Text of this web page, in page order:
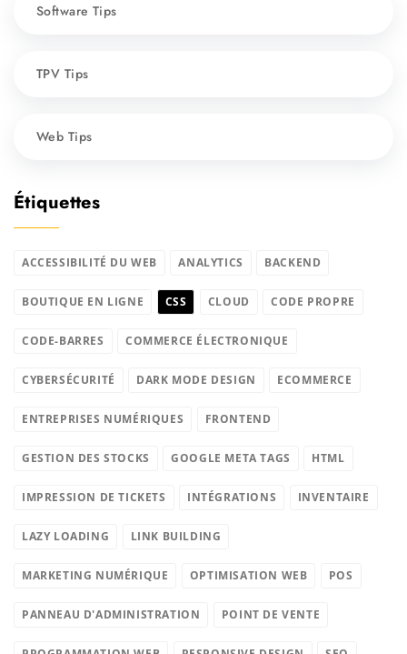
Software Tips
TPV Tips
Web Tips
Étiquettes
ACCESSIBILITÉ DU WEB ANALYTICS BACKEND
BOUTIQUE EN LIGNE CSS CLOUD CODE PROPRE
CODE-BARRES COMMERCE ÉLECTRONIQUE
CYBERSÉCURITÉ DARK MODE DESIGN ECOMMERCE
ENTREPRISES NUMÉRIQUES FRONTEND
GESTION DES STOCKS GOOGLE META TAGS HTML
IMPRESSION DE TICKETS INTÉGRATIONS INVENTAIRE
LAZY LOADING LINK BUILDING
MARKETING NUMÉRIQUE OPTIMISATION WEB POS
PANNEAU D'ADMINISTRATION POINT DE VENTE